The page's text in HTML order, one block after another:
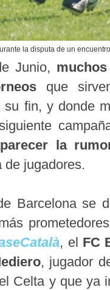
la disputa de un
Junio,
que
fin, y donde
la
de jugadores.
Barcelona se
, el FC
, jugador
Celta y que ya